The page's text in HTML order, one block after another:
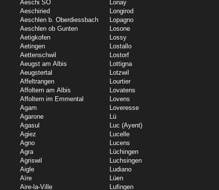
Aeschi SO
Aeschiried
Aeschlen b. Oberdiessbach
Aeschlen ob Gunten
Aetigkofen
Aetingen
Aettenschwil
Aeugst am Albis
Aeugstertal
Affeltrangen
Affoltern am Albis
Affoltern im Emmental
Agarn
Agarone
Agasul
Agiez
Agno
Agra
Agriswil
Aigle
Aïre
Aire-la-Ville
Lonay
Longirod
Lopagno
Losone
Lossy
Lostallo
Lostorf
Lottigna
Lotzwil
Lourtier
Lovatens
Lovens
Loveresse
Lü
Luc (Ayent)
Lucelle
Lucens
Lüchingen
Luchsingen
Ludiano
Lüen
Lufingen